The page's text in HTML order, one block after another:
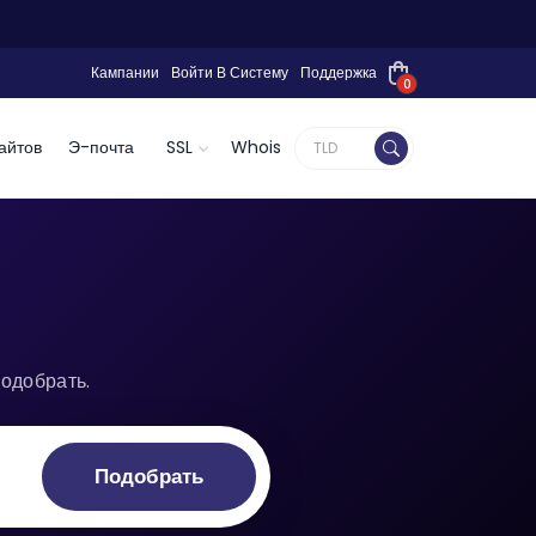
Кампании Войти В Систему Поддержка
0
Э-почта SSL Whois
Подобрать